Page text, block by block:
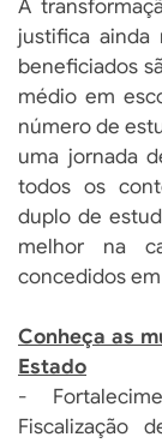
A
justifica ainda
beneficiados
médio em
número de
uma jornada
todos os
duplo de
melhor na
concedidos
Conheça as
Estado
-
Fiscalização